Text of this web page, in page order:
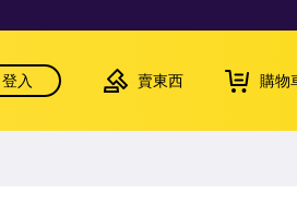
登入 賣東西 購物